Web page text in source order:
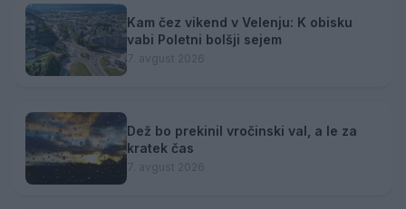
Kam čez vikend v Velenju: K obisku
vabi Poletni bolšji sejem
7. avgust 2026
Dež bo prekinil vročinski val, a le za
kratek čas
7. avgust 2026